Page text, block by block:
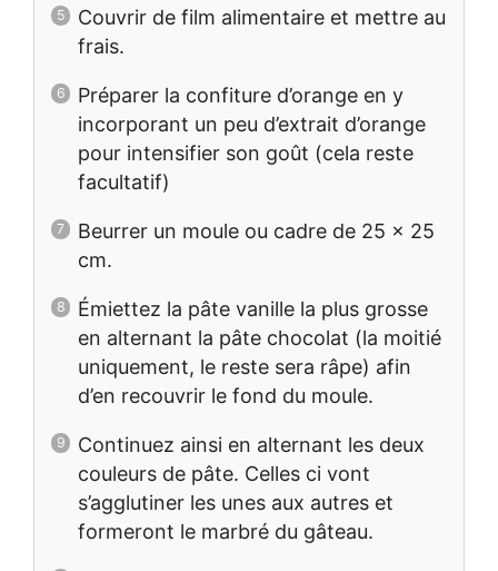
Couvrir de film alimentaire et mettre au
frais.
Préparer la confiture d’orange en y
incorporant un peu d’extrait d’orange
pour intensifier son goût (cela reste
facultatif)
Beurrer un moule ou cadre de 25 x 25
cm.
Émiettez la pâte vanille la plus grosse
en alternant la pâte chocolat (la moitié
uniquement, le reste sera râpe) afin
d’en recouvrir le fond du moule.
Continuez ainsi en alternant les deux
couleurs de pâte. Celles ci vont
s’agglutiner les unes aux autres et
formeront le marbré du gâteau.